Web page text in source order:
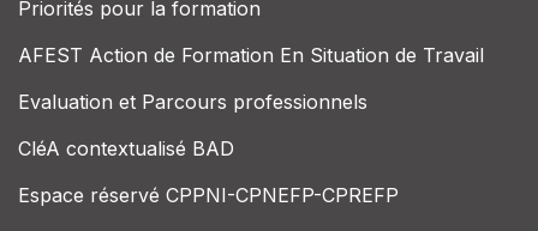
Priorités pour la formation
AFEST Action de Formation En Situation de Travail
Evaluation et Parcours professionnels
CléA contextualisé BAD
Espace réservé CPPNI-CPNEFP-CPREFP